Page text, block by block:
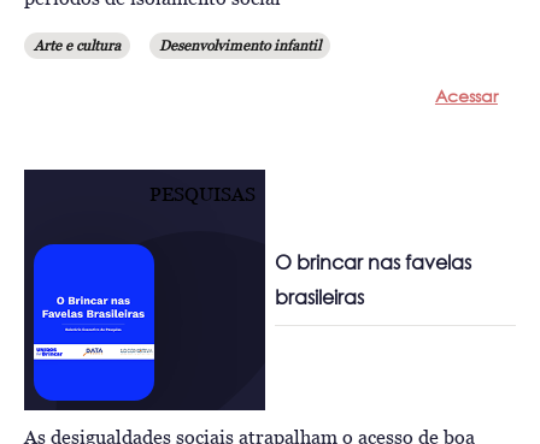
Arte e cultura Desenvolvimento infantil
Acessar
PESQUISAS
O brincar nas favelas
brasileiras
As desigualdades sociais atrapalham o acesso de boa